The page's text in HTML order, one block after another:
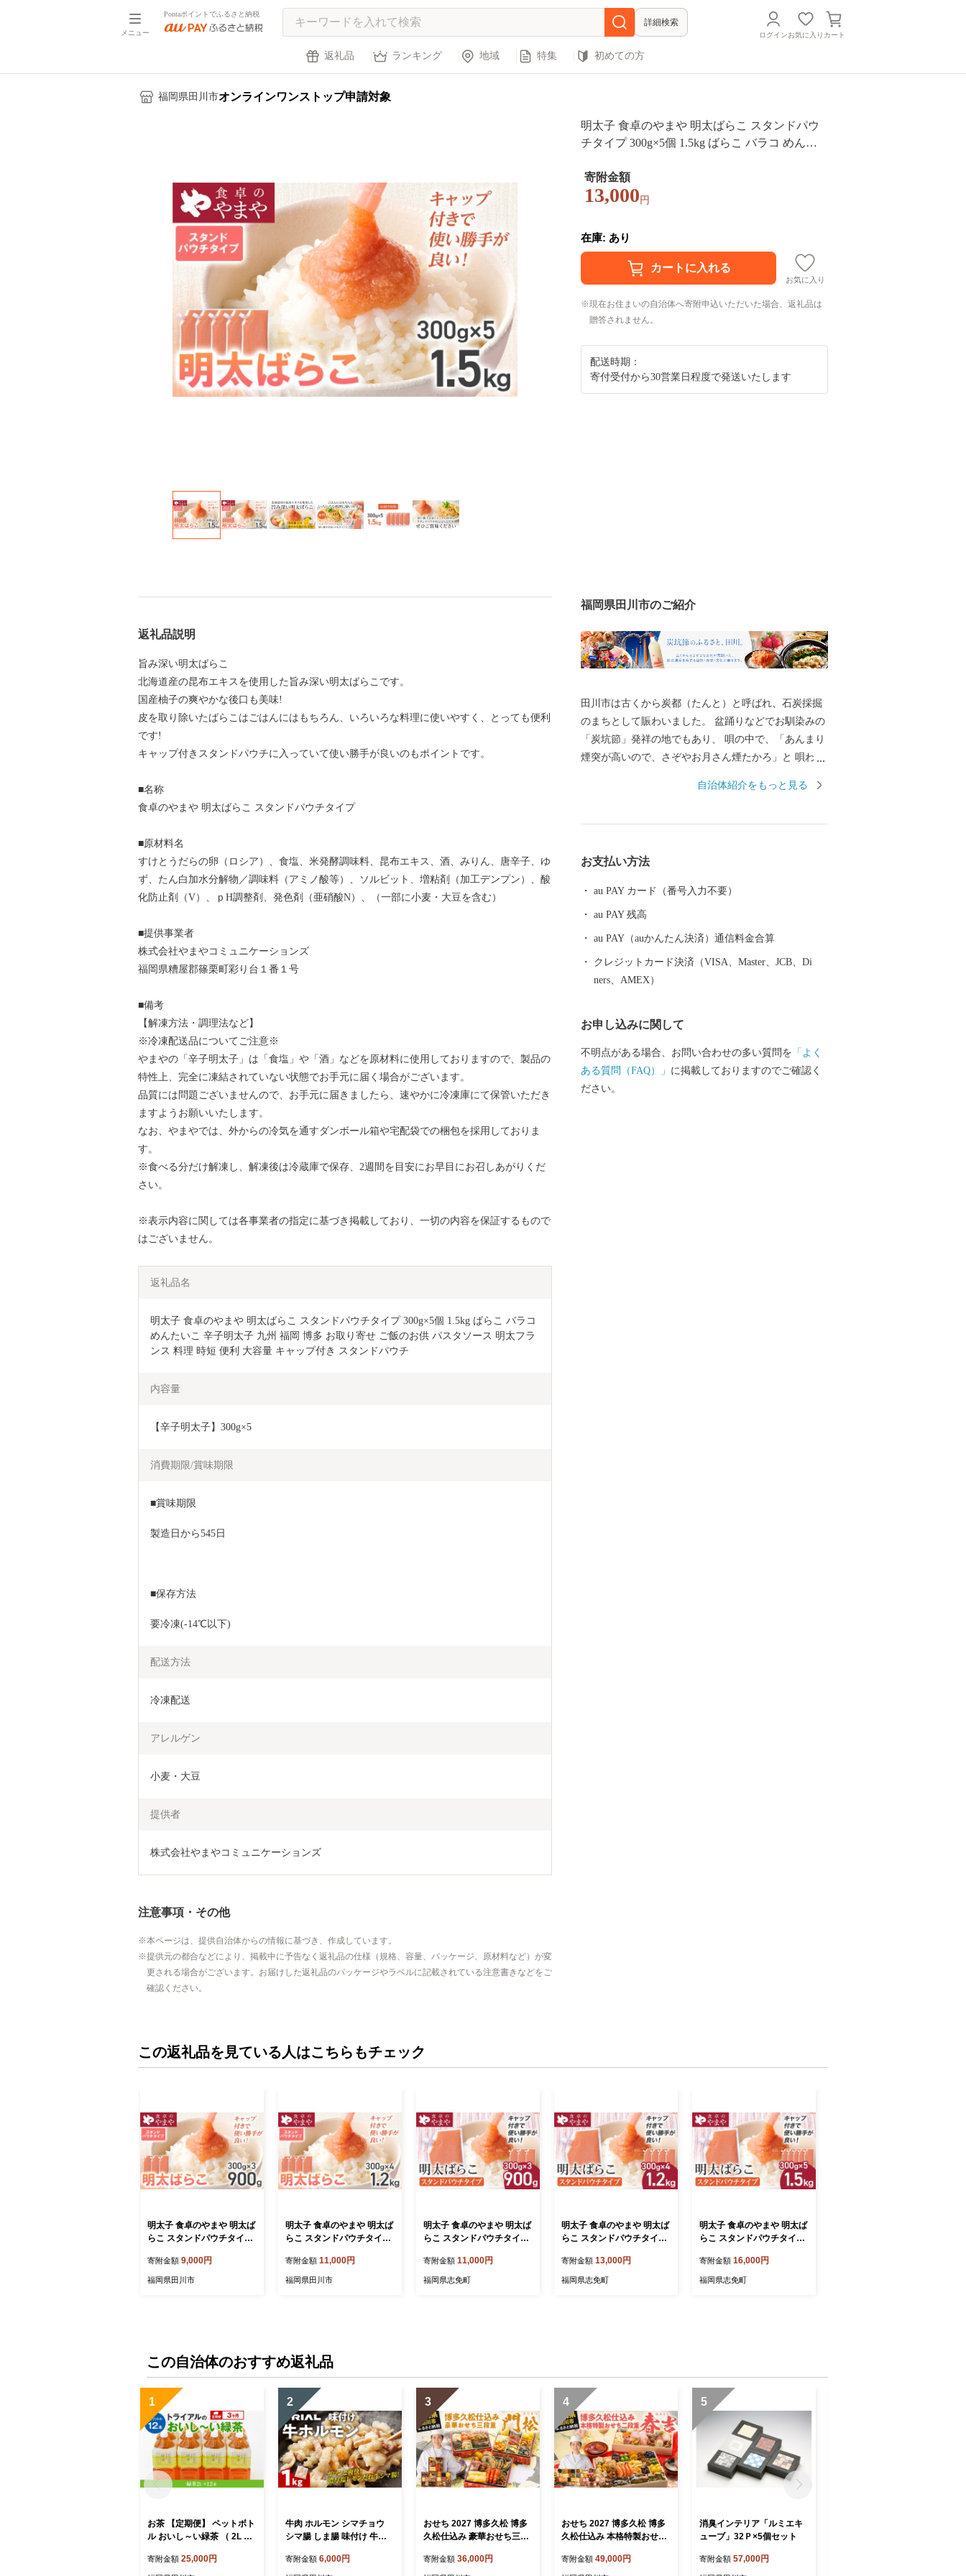
メニュー
Pontaポイントでふるさと納税
詳細検索
ログインお気に入り カート
返礼品 ランキング 地域 特集 初めての方
福岡県田川市オンラインワンストップ申請対象
明太子 食卓のやまや 明太ばらこ スタンドパウ
チタイプ 300g×5個 1.5kg ばらこ バラコ めんた
のお供 パスタソース 明太フランス 料理 時短 便
利 大容量 キャップ付き スタンドパウチ
寄附金額
13,000 円
在庫: あり
お気に入り
現在お住まいの自治体へ寄附申込いただいた場合、返礼品は
贈答されません。
配送時期：
寄付受付から30営業日程度で発送いたします
返礼品説明
旨み深い明太ばらこ
北海道産の昆布エキスを使用した旨み深い明太ばらこです。
国産柚子の爽やかな後口も美味!
皮を取り除いたばらこはごはんにはもちろん、いろいろな料理に使いやすく、とっても便利
です!
キャップ付きスタンドパウチに入っていて使い勝手が良いのもポイントです。
■名称
食卓のやまや 明太ばらこ スタンドパウチタイプ
■原材料名
すけとうだらの卵（ロシア）、食塩、米発酵調味料、昆布エキス、酒、みりん、唐辛子、ゆ
ず、たん白加水分解物／調味料（アミノ酸等）、ソルビット、増粘剤（加工デンプン）、酸
化防止剤（V）、ｐH調整剤、発色剤（亜硝酸N）、（一部に小麦・大豆を含む）
■提供事業者
株式会社やまやコミュニケーションズ
福岡県糟屋郡篠栗町彩り台１番１号
■備考
【解凍方法・調理法など】
※冷凍配送品についてご注意※
やまやの「辛子明太子」は「食塩」や「酒」などを原材料に使用しておりますので、製品の
特性上、完全に凍結されていない状態でお手元に届く場合がございます。
品質には問題ございませんので、お手元に届きましたら、速やかに冷凍庫にて保管いただき
ますようお願いいたします。
なお、やまやでは、外からの冷気を通すダンボール箱や宅配袋での梱包を採用しておりま
す。
※食べる分だけ解凍し、解凍後は冷蔵庫で保存、2週間を目安にお早目にお召しあがりくだ
さい。
※表示内容に関しては各事業者の指定に基づき掲載しており、一切の内容を保証するもので
はございません。
返礼品名
明太子 食卓のやまや 明太ばらこ スタンドパウチタイプ 300g×5個 1.5kg ばらこ バラコ
めんたいこ 辛子明太子 九州 福岡 博多 お取り寄せ ご飯のお供 パスタソース 明太フラ
ンス 料理 時短 便利 大容量 キャップ付き スタンドパウチ
内容量
【辛子明太子】300g×5
消費期限/賞味期限
■賞味期限
製造日から545日
■保存方法
要冷凍(-14℃以下)
配送方法
冷凍配送
アレルゲン
小麦・大豆
提供者
株式会社やまやコミュニケーションズ
注意事項・その他
本ページは、提供自治体からの情報に基づき、作成しています。
提供元の都合などにより、掲載中に予告なく返礼品の仕様（規格、容量、パッケージ、原材料など）が変
更される場合がございます。お届けした返礼品のパッケージやラベルに記載されている注意書きなどをご
確認ください。
福岡県田川市のご紹介
田川市は古くから炭都（たんと）と呼ばれ、石炭採掘
のまちとして賑わいました。 盆踊りなどでお馴染みの
「炭坑節」発祥の地でもあり、 唄の中で、「あんまり
煙突が高いので、さぞやお月さん煙たかろ」と 唄われ
のユネスコ世界の記憶に登録された 「山本作兵衛コレ
させていただきますので、 本市に対します応援をよろ
自治体紹介をもっと見る
お支払い方法
au PAY カード（番号入力不要）
au PAY 残高
au PAY（auかんたん決済）通信料金合算
クレジットカード決済（VISA、Master、JCB、Di
ners、AMEX）
お申し込みに関して
不明点がある場合、お問い合わせの多い質問を 「よく
ある質問（FAQ）」 に掲載しておりますのでご確認く
ださい。
この返礼品を見ている人はこちらもチェック
明太子 食卓のやまや 明太ば
らこ スタンドパウチタイプ
ラコ めんたいこ 辛子明太子
九州 福岡 博多 お取り寄せ
寄附金額 9,000円
福岡県田川市
明太子 食卓のやまや 明太ば
らこ スタンドパウチタイプ
ラコ めんたいこ 辛子明太子
九州 福岡 博多 お取り寄せ
寄附金額 11,000円
福岡県田川市
明太子 食卓のやまや 明太ば
らこ スタンドパウチタイプ
ラコ めんたいこ 辛子明太子
九州 福岡 博多 お取り寄せ
寄附金額 11,000円
福岡県志免町
明太子 食卓のやまや 明太ば
らこ スタンドパウチタイプ
バラコ めんたいこ 辛子明太
子 九州 福岡 博多 お取り寄
寄附金額 13,000円
福岡県志免町
明太子 食卓のやまや 明太ば
らこ スタンドパウチタイプ
バラコ めんたいこ 辛子明太
子 九州 福岡 博多 お取り寄
寄附金額 16,000円
福岡県志免町
この自治体のおすすめ返礼品
1
お茶 【定期便】 ペットボト
ル おいし～い緑茶 （ 2L × 1
飲み物 ドリンク ギフト 贈
寄附金額 25,000円
2
牛肉 ホルモン シマチョウ
シマ腸 しま腸 味付け 牛ホ
レモン 塩レモン 塩レモンだ
寄附金額 6,000円
3
おせち 2027 博多久松 博多
久松仕込み 豪華おせち三段
人前 おせち料理 重箱 お正
寄附金額 36,000円
4
おせち 2027 博多久松 博多
久松仕込み 本格特製おせち
人前 おせち料理 重箱 お正
寄附金額 49,000円
5
消臭インテリア「ルミエキ
ューブ」32Ｐ×5個セット
寄附金額 57,000円